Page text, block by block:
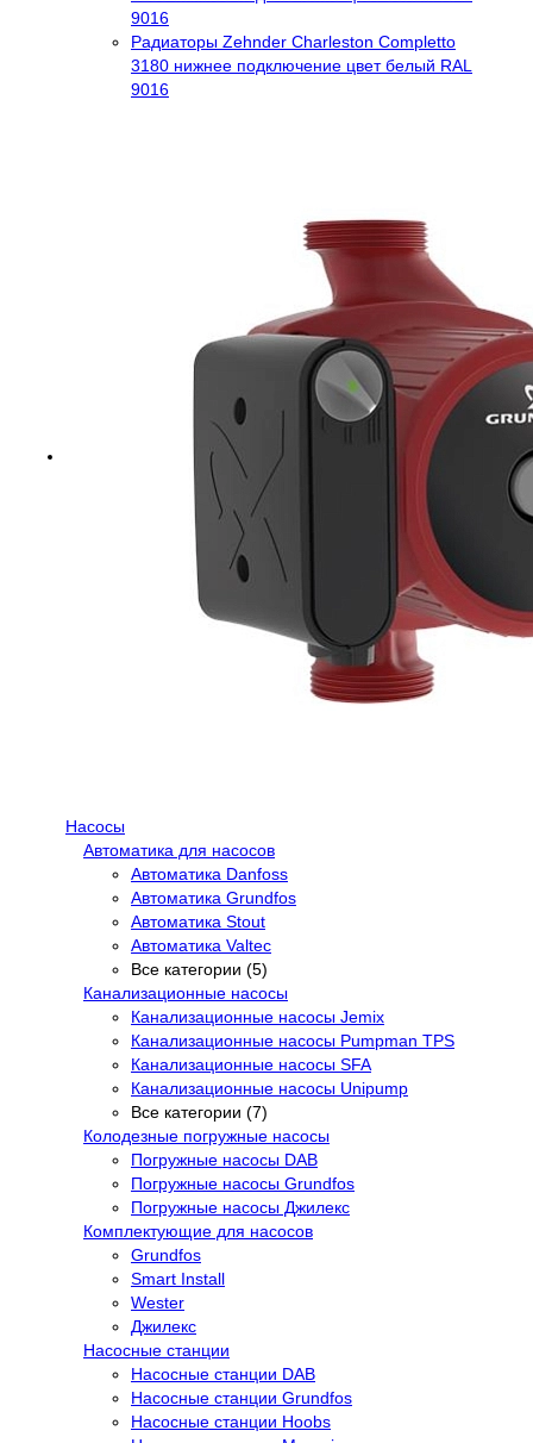
9016
Радиаторы Zehnder Charleston Completto
3180 нижнее подключение цвет белый RAL
9016
Насосы
Автоматика для насосов
Автоматика Danfoss
Автоматика Grundfos
Автоматика Stout
Автоматика Valtec
Все категории (5)
Канализационные насосы
Канализационные насосы Jemix
Канализационные насосы Pumpman TPS
Канализационные насосы SFA
Канализационные насосы Unipump
Все категории (7)
Колодезные погружные насосы
Погружные насосы DAB
Погружные насосы Grundfos
Погружные насосы Джилекс
Комплектующие для насосов
Grundfos
Smart Install
Wester
Джилекс
Насосные станции
Насосные станции DAB
Насосные станции Grundfos
Насосные станции Hoobs